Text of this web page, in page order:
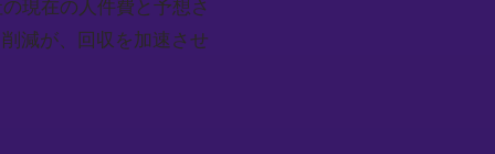
現在の人件費と予想さ
減が、回収を加速させ